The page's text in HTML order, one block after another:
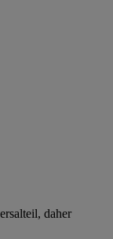
daher